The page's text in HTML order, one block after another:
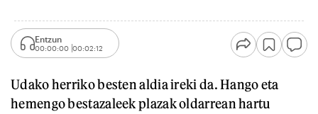
Entzun
00:00:00 00:02:12
Udako herriko besten aldia ireki da. Hango eta
hemengo bestazaleek plazak oldarrean hartu